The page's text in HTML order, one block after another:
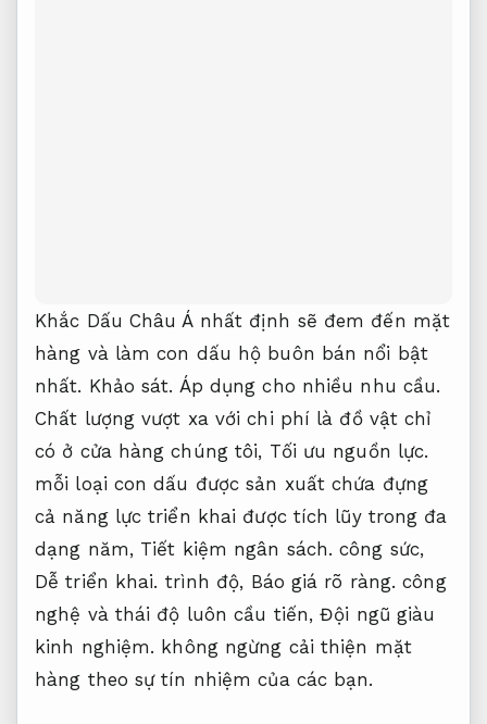
Khắc Dấu Châu Á nhất định sẽ đem đến mặt
hàng và làm con dấu hộ buôn bán nổi bật
nhất. Khảo sát. Áp dụng cho nhiều nhu cầu.
Chất lượng vượt xa với chi phí là đồ vật chỉ
có ở cửa hàng chúng tôi, Tối ưu nguồn lực.
mỗi loại con dấu được sản xuất chứa đựng
cả năng lực triển khai được tích lũy trong đa
dạng năm, Tiết kiệm ngân sách. công sức,
Dễ triển khai. trình độ, Báo giá rõ ràng. công
nghệ và thái độ luôn cầu tiến,Đội ngũ giàu
kinh nghiệm. không ngừng cải thiện mặt
hàng theo sự tín nhiệm của các bạn.